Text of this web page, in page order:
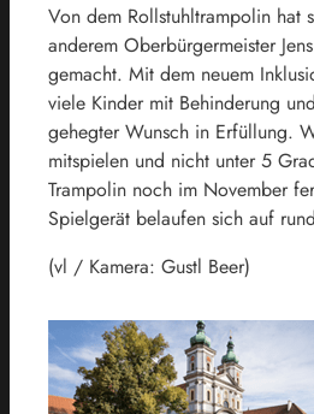
Von dem Rollstuhltrampolin hat
anderem Oberbürgermeister
gemacht. Mit dem neuem
viele Kinder mit Behinderung
gehegter Wunsch in Erfüllung.
mitspielen und nicht unter 5
Trampolin noch im November
Spielgerät belaufen sich auf
(vl / Kamera: Gustl Beer)